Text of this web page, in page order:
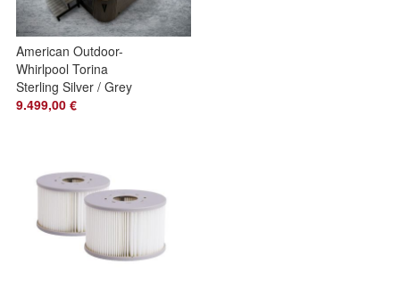
American Outdoor-
Whirlpool Torina
Sterling Silver / Grey
215 x 215 cm
9.499,00 €